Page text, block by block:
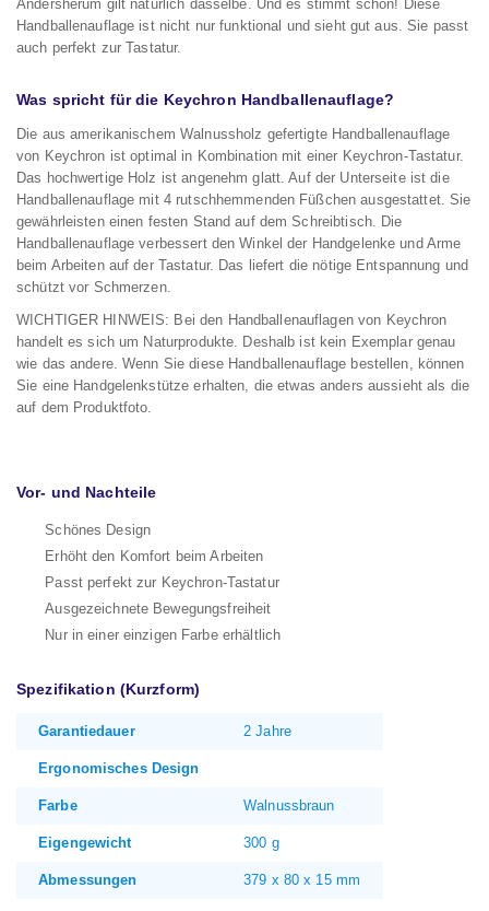
Andersherum gilt natürlich dasselbe. Und es stimmt schon! Diese
Handballenauflage ist nicht nur funktional und sieht gut aus. Sie passt
auch perfekt zur Tastatur.
Was spricht für die Keychron Handballenauflage?
Die aus amerikanischem Walnussholz gefertigte Handballenauflage
von Keychron ist optimal in Kombination mit einer Keychron-Tastatur.
Das hochwertige Holz ist angenehm glatt. Auf der Unterseite ist die
Handballenauflage mit 4 rutschhemmenden Füßchen ausgestattet. Sie
gewährleisten einen festen Stand auf dem Schreibtisch. Die
Handballenauflage verbessert den Winkel der Handgelenke und Arme
beim Arbeiten auf der Tastatur. Das liefert die nötige Entspannung und
schützt vor Schmerzen.
WICHTIGER HINWEIS: Bei den Handballenauflagen von Keychron
handelt es sich um Naturprodukte. Deshalb ist kein Exemplar genau
wie das andere. Wenn Sie diese Handballenauflage bestellen, können
Sie eine Handgelenkstütze erhalten, die etwas anders aussieht als die
auf dem Produktfoto.
Vor- und Nachteile
Schönes Design
Erhöht den Komfort beim Arbeiten
Passt perfekt zur Keychron-Tastatur
Ausgezeichnete Bewegungsfreiheit
Nur in einer einzigen Farbe erhältlich
Spezifikation (Kurzform)
Garantiedauer 2 Jahre
Ergonomisches Design
Farbe Walnussbraun
Eigengewicht 300 g
Abmessungen 379 x 80 x 15 mm